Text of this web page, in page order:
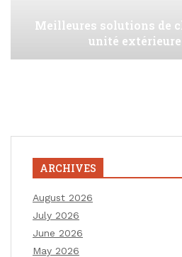
Meilleures solutions de
unité extérieure
ARCHIVES
August 2026
July 2026
June 2026
May 2026